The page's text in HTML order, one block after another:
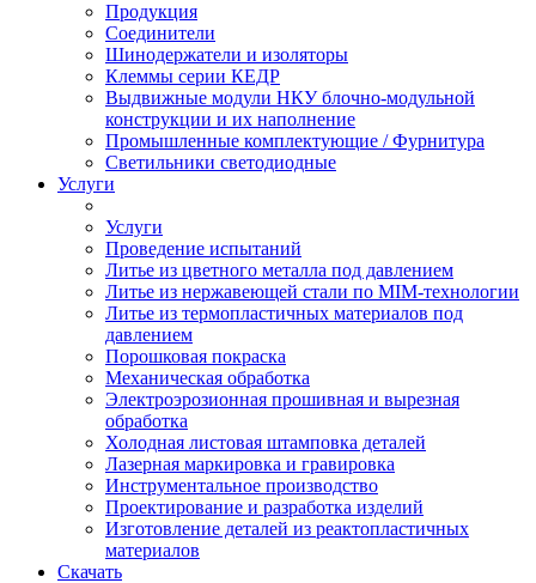
Продукция
Соединители
Шинодержатели и изоляторы
Клеммы серии КЕДР
Выдвижные модули НКУ блочно-модульной
конструкции и их наполнение
Промышленные комплектующие / Фурнитура
Светильники светодиодные
Услуги
Услуги
Проведение испытаний
Литье из цветного металла под давлением
Литье из нержавеющей стали по MIM-технологии
Литье из термопластичных материалов под
давлением
Порошковая покраска
Механическая обработка
Электроэрозионная прошивная и вырезная
обработка
Холодная листовая штамповка деталей
Лазерная маркировка и гравировка
Инструментальное производство
Проектирование и разработка изделий
Изготовление деталей из реактопластичных
материалов
Скачать